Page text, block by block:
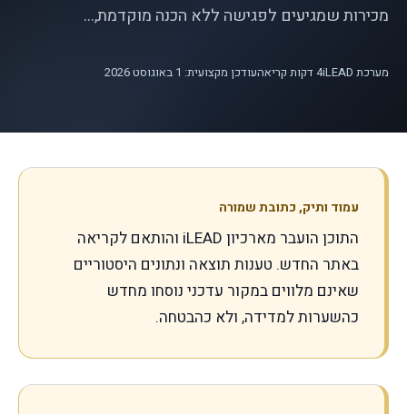
מכירות שמגיעים לפגישה ללא הכנה מוקדמת,...
מערכת iLEAD 4דקות קריאהעודכן מקצועית: 1 באוגוסט 2026
עמוד ותיק, כתובת שמורה
התוכן הועבר מארכיון iLEAD והותאם לקריאה
באתר החדש. טענות תוצאה ונתונים היסטוריים
שאינם מלווים במקור עדכני נוסחו מחדש
כהשערות למדידה, ולא כהבטחה.